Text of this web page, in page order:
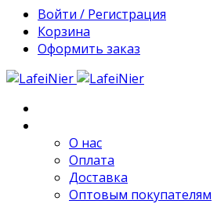
Войти / Регистрация
Корзина
Оформить заказ
О нас
Оплата
Доставка
Оптовым покупателям